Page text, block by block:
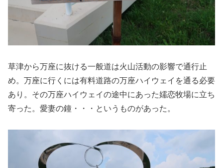
草津から万座に抜ける一般道は火山活動の影響で通行止
め。万座に行くには有料道路の万座ハイウェイを通る必要
あり。その万座ハイウェイの途中にあった嬬恋牧場に立ち
寄った。愛妻の鐘・・・というものがあった。